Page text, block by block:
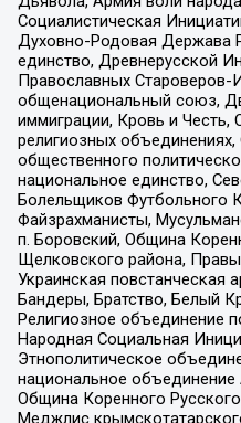
Социалистическая
Духовно-Родовая Держава
единство, Древнерусской
Православных Староверов-
общенациональный союз,
иммиграции, Кровь и Честь,
религиозных
общественного
национальное единство,
Болельщиков Футбольного
Файзрахманисты,
п. Боровский, Община
Щелковского района,
Украинская повстанческая
Бандеры, Братство, Белый
Религиозное объединение
Народная Социальная
Этнополитическое
национальное
Община Коренного